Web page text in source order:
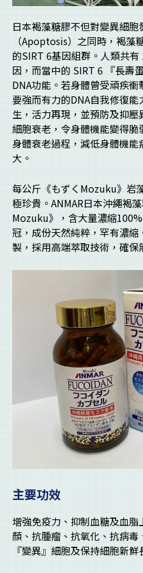
日本褐藻糖膠不但對變異細胞
（Apoptosis）之同時，褐藻
的SIRT 6基因組群。人類共
因，而當中的 SIRT 6 『長壽
DNA功能。若身體曾受頑疾
要強而有力的DNA自我修復
生，活力再現，並預防及抑壓
細胞衰老，令身體機能變得
身體衰老過程，減低身體機
大。
每公斤《もずくMozuku》岩
極珍貴。ANMAR日本沖繩褐
Mozuku》，含大量濃縮
冠，成份天然純粹，罕有濃
製，採用高端萃取技術，確保
主要功效
增強免疫力、抑制血糖及血
顏、抗腫瘤、抗氧化、抗病
『變異』細胞及保持細胞新鮮